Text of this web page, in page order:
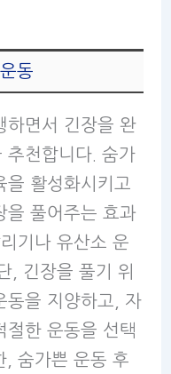
동
하면서 긴장을 완
추천합니다. 숨가
을 활성화시키고
을 풀어주는 효과
기나 유산소 운
, 긴장을 풀기 위
동을 지양하고, 자
절한 운동을 선택
, 숨가쁜 운동 후